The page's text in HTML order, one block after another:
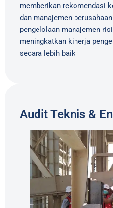
memberikan rekomendasi
dan manajemen
pengelolaan manajemen
meningkatkan kinerja
secara lebih baik
Audit Teknis &